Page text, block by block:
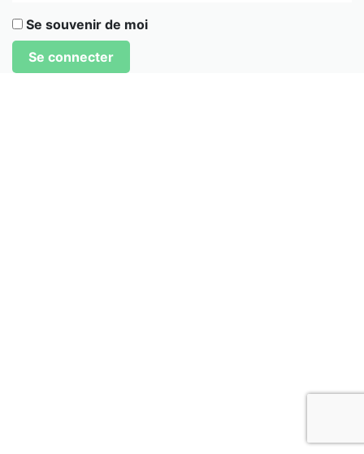
Se souvenir de moi